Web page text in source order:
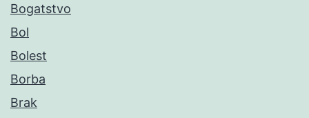
Bogatstvo
Bol
Bolest
Borba
Brak